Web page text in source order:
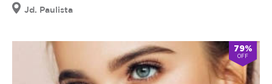
Jd. Paulista
79%
OFF